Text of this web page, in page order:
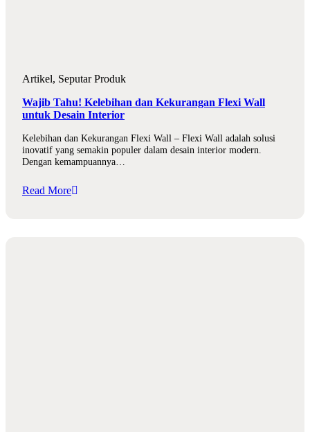
Artikel, Seputar Produk
Wajib Tahu! Kelebihan dan Kekurangan Flexi Wall
untuk Desain Interior
Kelebihan dan Kekurangan Flexi Wall – Flexi Wall adalah solusi
inovatif yang semakin populer dalam desain interior modern.
Dengan kemampuannya…
Read More